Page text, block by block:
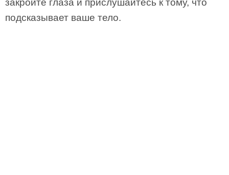
закройте глаза и прислушайтесь к тому, что
подсказывает ваше тело.